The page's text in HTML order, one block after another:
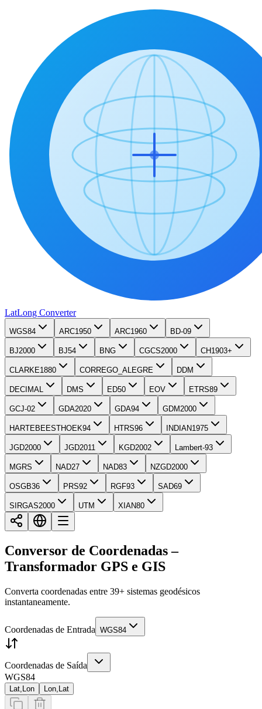
LatLong Converter
WGS84 ARC1950 ARC1960 BD-09
BJ2000 BJ54 BNG CGCS2000 CH1903+
CLARKE1880 CORREGO_ALEGRE DDM
DECIMAL DMS ED50 EOV ETRS89
GCJ-02 GDA2020 GDA94 GDM2000
HARTEBEESTHOEK94 HTRS96 INDIAN1975
JGD2000 JGD2011 KGD2002 Lambert-93
MGRS NAD27 NAD83 NZGD2000
OSGB36 PRS92 RGF93 SAD69
SIRGAS2000 UTM XIAN80
Conversor de Coordenadas –
Transformador GPS e GIS
Converta coordenadas entre 39+ sistemas geodésicos
instantaneamente.
Coordenadas de Entrada WGS84
Coordenadas de Saída
WGS84
Lat,Lon Lon,Lat